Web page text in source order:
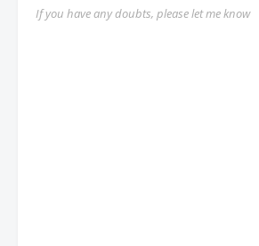
If you have any doubts, please let me know